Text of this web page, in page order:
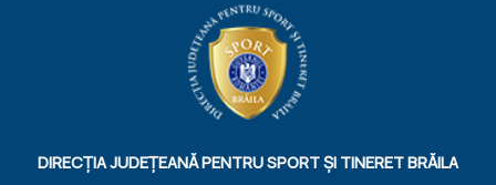
DIRECȚIA JUDEȚEANĂ PENTRU SPORT ȘI TINERET BRĂILA